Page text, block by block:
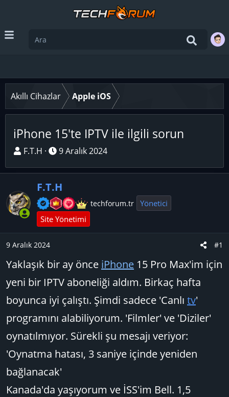
Akıllı Cihazlar Apple iOS
iPhone 15'te IPTV ile ilgili sorun
K
n
y
u
a
ş
l
t
a
F.T.H
B
ş
l
a
n
g
ı
t
r
i
9 Aralık 2024
F.T.H
techforum.tr
Yönetici
Site Yönetimi
9 Aralık 2024 #1
Yaklaşık bir ay önce iPhone 15 Pro Max'im için
yeni bir IPTV aboneliği aldım. Birkaç hafta
boyunca iyi çalıştı. Şimdi sadece 'Canlı tv'
programını alabiliyorum. 'Filmler' ve 'Diziler'
oynatılmıyor. Sürekli şu mesajı veriyor:
'Oynatma hatası, 3 saniye içinde yeniden
bağlanacak'
Kanada'da yaşıyorum ve İSS'im Bell. 1,5